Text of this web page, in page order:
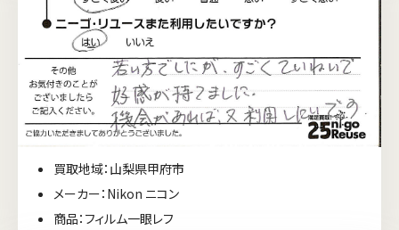
買取地域：山梨県甲府市
メーカー：Nikon ニコン
商品：フィルム一眼レフ